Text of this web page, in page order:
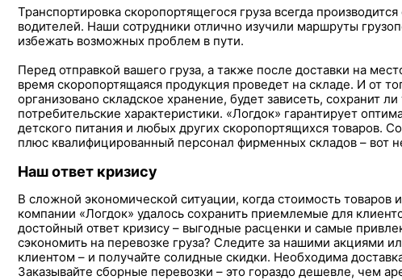
Транспортировка скоропортящегося груза всегда
водителей. Наши сотрудники отлично изучили маршруты
избежать возможных проблем в пути.
Перед отправкой вашего груза, а также после доставки на
время скоропортящаяся продукция проведет на складе. И от
организовано складское хранение, будет зависеть, сохранит
потребительские характеристики. «Логдок» гарантирует
детского питания и любых других скоропортящихся товаров.
плюс квалифицированный персонал фирменных складов – вот
Наш ответ кризису
В сложной экономической ситуации, когда стоимость товаров
компании «Логдок» удалось сохранить приемлемые для
достойный ответ кризису – выгодные расценки и самые
сэкономить на перевозке груза? Следите за нашими акциями
клиентом – и получайте солидные скидки. Необходима
Заказывайте сборные перевозки – это гораздо дешевле, чем